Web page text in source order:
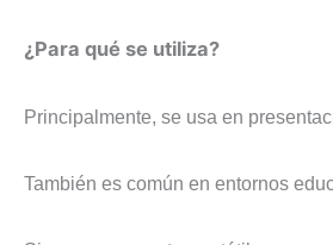
¿Para qué se utiliza?
Principalmente, se usa en
También es común en entornos